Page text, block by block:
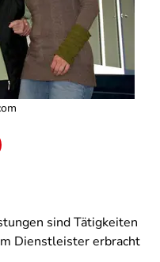
sind Tätigkeiten
Dienstleister erbracht